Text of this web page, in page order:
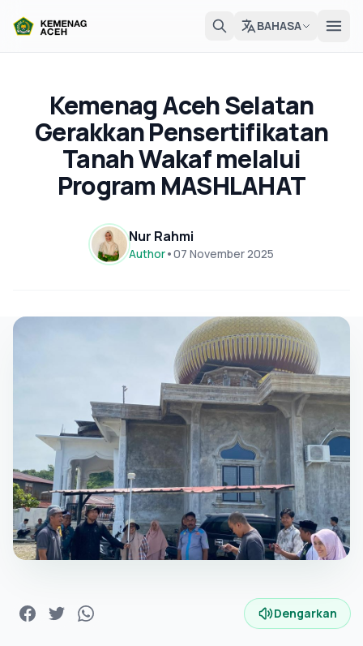
BAHASA
Kemenag Aceh Selatan
Gerakkan Pensertifikatan
Tanah Wakaf melalui
Program MASHLAHAT
Nur Rahmi
Author•07 November 2025
Dengarkan